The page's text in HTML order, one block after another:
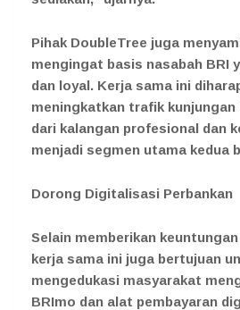
Pihak DoubleTree juga
mengingat basis nasabah BRI
dan loyal. Kerja sama ini
meningkatkan trafik kunjungan
dari kalangan profesional dan
menjadi segmen utama kedua
Dorong Digitalisasi Perbankan
Selain memberikan
kerja sama ini juga bertujuan
mengedukasi masyarakat
BRImo dan alat pembayaran